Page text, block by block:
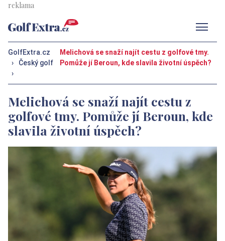
GolfExtra.cz
›
Český golf
›
Melichová se snaží najít cestu z golfové tmy.
Pomůže jí Beroun, kde slavila životní úspěch?
Melichová se snaží najít cestu z
golfové tmy. Pomůže jí Beroun, kde
slavila životní úspěch?